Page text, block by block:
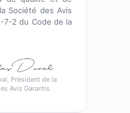
Société des Avis
7-2 du Code de la
Président de la
Avis Garantis